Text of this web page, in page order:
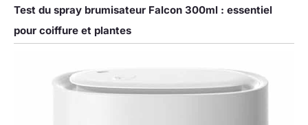
Test du spray brumisateur Falcon 300ml : essentiel
pour coiffure et plantes